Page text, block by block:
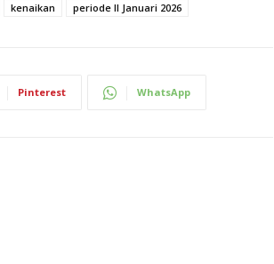
kenaikan periode II Januari 2026
Pinterest WhatsApp